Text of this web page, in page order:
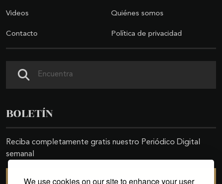
We use cookies on our site to enhance your user
Videos Quiénes somos
Contacto Política de privacidad
BOLETÍN
Reciba completamente gratis nuestro Periódico Digital
semanal
SUSCRIBIRSE